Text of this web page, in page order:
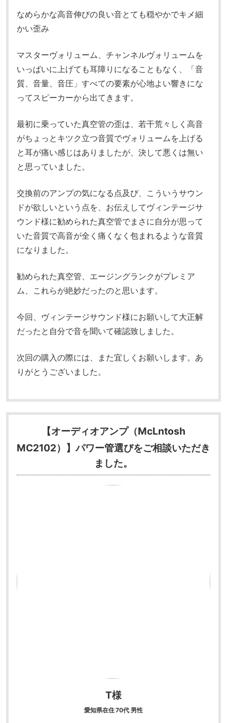
なめらかな高音伸びの良い音とても穏やかでキメ細
かい歪み
マスターヴォリューム、チャンネルヴォリュームを
いっぱいに上げても耳障りになることもなく、「音
質、音量、音圧」すべての要素が心地よい響きにな
ってスピーカーから出てきます。
最初に乗っていた真空管の歪は、若干荒々しく高音
がちょっとキツク立つ音質でヴォリュームを上げる
と耳が痛い感じはありましたが、決して悪くは無い
と思っていました。
交換前のアンプの気になる点及び、こういうサウン
ドが欲しいという点を、お伝えしてヴィンテージサ
ウンド様に勧められた真空管でまさに自分が思って
いた音質で高音が全く痛くなく包まれるような音質
になりました。
勧められた真空管、エージングランクがプレミア
ム、これらが絶妙だったのと思います。
今回、ヴィンテージサウンド様にお願いして大正解
だったと自分で音を聞いて確認致しました。
次回の購入の際には、また宜しくお願いします。 あ
りがとうございました。
【オーディオアンプ（McLntosh
MC2102）】パワー管選びをご相談いただき
ました。
T様
愛知県在住 70代 男性